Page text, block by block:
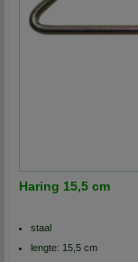
Haring 15,5 cm
staal
lengte: 15,5 cm